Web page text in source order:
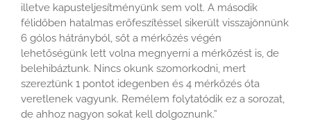
illetve kapusteljesítményünk sem volt. A második
félidőben hatalmas erőfeszítéssel sikerült visszajönnünk
6 gólos hátrányból, sőt a mérkőzés végén
lehetőségünk lett volna megnyerni a mérkőzést is, de
belehibáztunk. Nincs okunk szomorkodni, mert
szereztünk 1 pontot idegenben és 4 mérkőzés óta
veretlenek vagyunk. Remélem folytatódik ez a sorozat,
de ahhoz nagyon sokat kell dolgoznunk.”